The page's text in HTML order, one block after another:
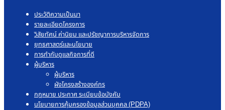
ประวัติความเป็นมา
รายละเอียดโครงการ
วิสัยทัศน์ ค่านิยม และปรัชญาการบริหารจัดการ
ยุทธศาสตร์และนโยบาย
การกำกับดูแลกิจการที่ดี
ผู้บริหาร
ผู้บริหาร
ผังโครงสร้างองค์กร
กฎหมาย ประกาศ ระเบียบข้อบังคับ
นโยบายการคุ้มครองข้อมูลส่วนบุคคล (PDPA)